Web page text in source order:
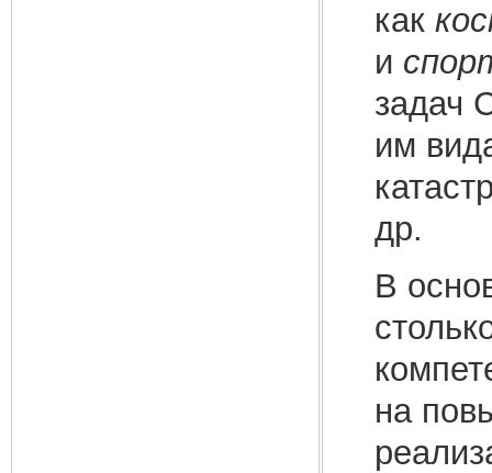
как
и
задач
им
др.
В
на